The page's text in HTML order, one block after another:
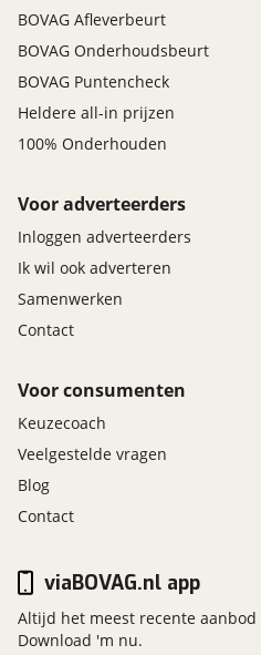
BOVAG Afleverbeurt
BOVAG Onderhoudsbeurt
BOVAG Puntencheck
Heldere all-in prijzen
100% Onderhouden
Voor adverteerders
Inloggen adverteerders
Ik wil ook adverteren
Samenwerken
Contact
Voor consumenten
Keuzecoach
Veelgestelde vragen
Blog
Contact
viaBOVAG.nl app
Altijd het meest recente
Download 'm nu.